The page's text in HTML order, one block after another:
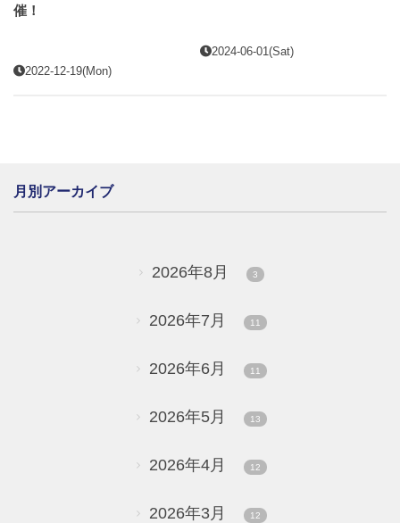
催！
2022-12-19(Mon)
2024-06-01(Sat)
月別アーカイブ
2026年8月 3
2026年7月 11
2026年6月 11
2026年5月 13
2026年4月 12
2026年3月 12